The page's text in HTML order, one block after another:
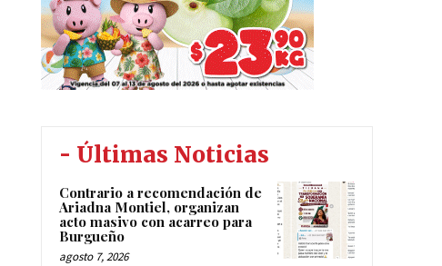
- Últimas Noticias
Contrario a recomendación de
Ariadna Montiel, organizan
acto masivo con acarreo para
Burgueño
agosto 7, 2026